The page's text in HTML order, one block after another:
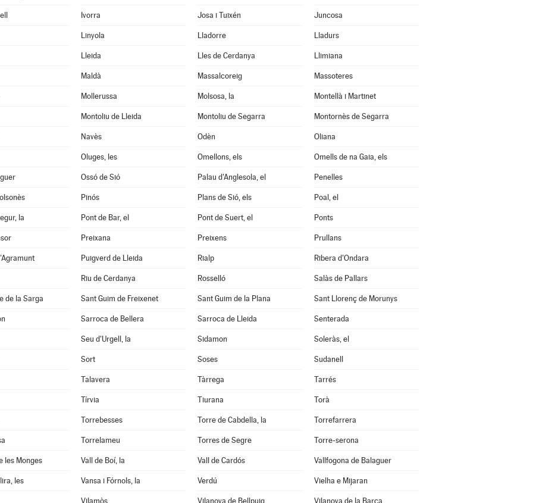
Ivorra Josa i Tuixén Juncosa
Linyola Lladorre Lladurs
Lleida Lles de Cerdanya Llimiana
Maldà Massalcoreig Massoteres
Mollerussa Molsosa, la Montellà i Martinet
Montoliu de Lleida Montoliu de Segarra Montornès de Segarra
Navès Odèn Oliana
Oluges, les Omellons, els Omells de na Gaia, els
Ossó de Sió Palau d'Anglesola, el Penelles
Pinós Plans de Sió, els Poal, el
la Pont de Bar, el Pont de Suert, el Ponts
Preixana Preixens Prullans
Puigverd de Lleida Rialp Ribera d'Ondara
Riu de Cerdanya Rosselló Salàs de Pallars
de la Sarga Sant Guim de Freixenet Sant Guim de la Plana Sant Llorenç de Morunys
Sarroca de Bellera Sarroca de Lleida Senterada
Seu d'Urgell, la Sidamon Soleràs, el
Sort Soses Sudanell
Talavera Tàrrega Tarrés
Tírvia Tiurana Torà
Torrebesses Torre de Cabdella, la Torrefarrera
Torrelameu Torres de Segre Torre-serona
les Monges Vall de Boí, la Vall de Cardós Vallfogona de Balaguer
les Vansa i Fórnols, la Verdú Vielha e Mijaran
Vilamòs Vilanova de Bellpuig Vilanova de la Barca